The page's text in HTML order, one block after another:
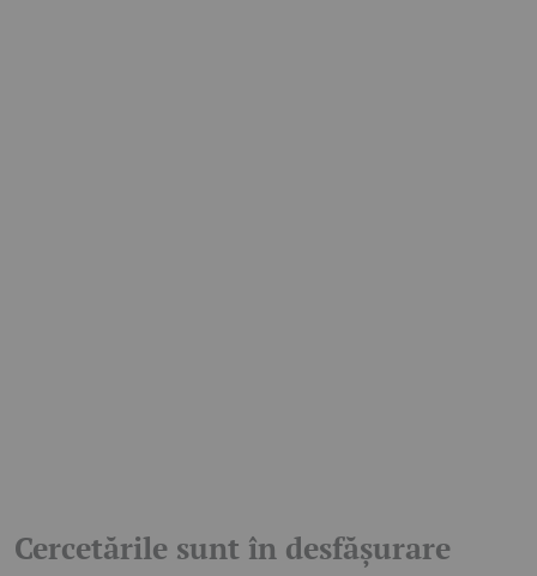
Cercetările sunt în desfășurare